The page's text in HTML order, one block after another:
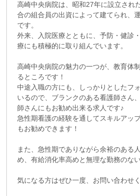
高崎中央病院は、昭和27年に設立され
合の組合員の出資によって建てられ、
です。
外来、入院医療とともに、予防・健診
療にも積極的に取り組んでいます。
高崎中央病院の魅力の一つが、教育体
るところです！
中途入職の方にも、しっかりとしたフ
いるので、ブランクのある看護師さん
師さんにもお勧め出来る求人です♪
急性期看護の経験を通してスキルアッ
もお勧めできます！
また、急性期でありながら余裕のある
め、有給消化率高めと無理な勤務のな
気になる方はぜひ一度、お問い合わせ